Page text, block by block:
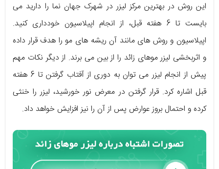
این روش در بهترین مرکز لیزر در شهرک جهان نما را دارید می
‌بایست تا 6 هفته قبل، از انجام اپیلاسیون خودداری کنید.
اپیلاسیون و روش ‌های مانند آن ریشه‌ های مو را هدف قرار داده
و اثربخشی لیزر موهای زائد را از بین می ‌برند. از دیگر نکات مهم
پیش از انجام لیزر می ‌توان به دوری از آفتاب گرفتن تا 6 هفته
قبل اشاره کرد. قرار گرفتن در معرض نور خورشید، لیزر را خنثی
کرده و احتمال بروز عوارض پس از آن را نیز افزایش خواهد داد.